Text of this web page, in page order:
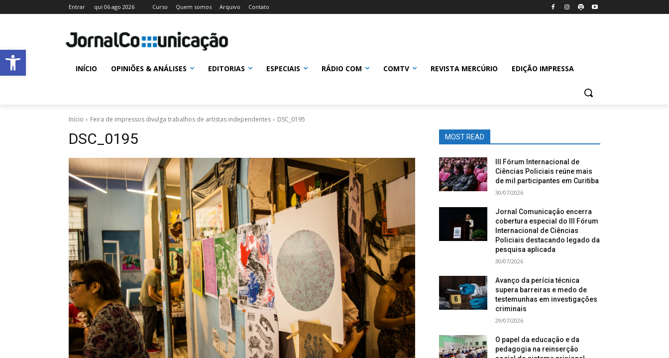
Abrir a barra de ferramentas
Entrar qui 06 ago 2026 Curso Quem somos Arquivo Contato
INÍCIO OPINIÕES & ANÁLISES EDITORIAS ESPECIAIS RÁDIO COM COMTV REVISTA MERCÚRIO EDIÇÃO IMPRESSA
Início Feira de impressos divulga trabalhos de artistas independentes DSC_0195
DSC_0195 MOST READ
III Fórum Internacional de
Ciências Policiais reúne mais
de mil participantes em Curitiba
30/07/2026
Jornal Comunicação encerra
cobertura especial do III Fórum
Internacional de Ciências
Policiais destacando legado da
pesquisa aplicada
30/07/2026
Avanço da perícia técnica
supera barreiras e medo de
testemunhas em investigações
criminais
29/07/2026
O papel da educação e da
pedagogia na reinserção